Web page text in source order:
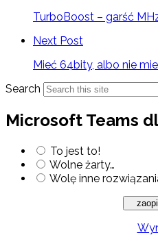
TurboBoost – garść
Next Post
Mieć 64bity, albo nie
Search
Microsoft Teams
To jest to!
Wolne żarty…
Wolę inne